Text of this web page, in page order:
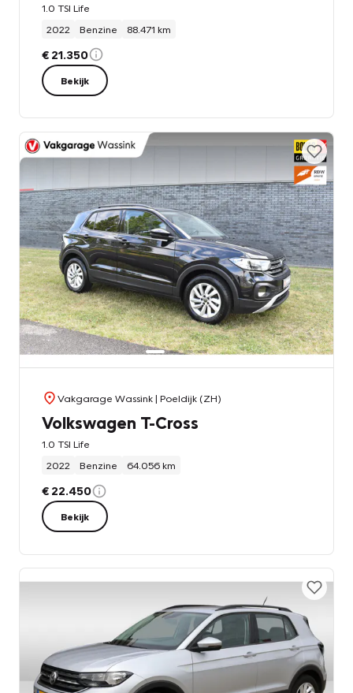
1.0 TSI Life
2022
Benzine 88.471 km
€ 21.350
Bekijk
Vakgarage Wassink| Poeldijk (ZH)
Volkswagen T-Cross
1.0 TSI Life
2022
Benzine 64.056 km
€ 22.450
Bekijk